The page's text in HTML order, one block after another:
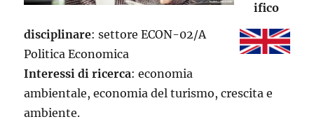
ifico
disciplinare: settore ECON-02/A
Politica Economica
Interessi di ricerca: economia
ambientale, economia del turismo, crescita e
ambiente.